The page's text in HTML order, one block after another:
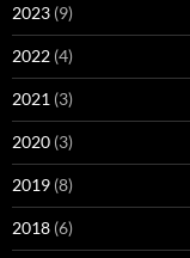
2023 (9)
2022 (4)
2021 (3)
2020 (3)
2019 (8)
2018 (6)